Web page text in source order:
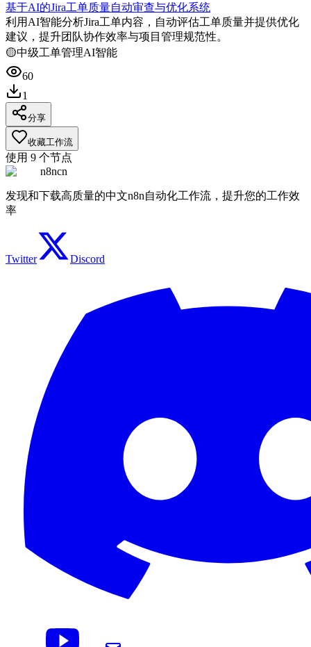
基于AI的Jira工单质量自动审查与优化系统
利用AI智能分析Jira工单内容，自动评估工单质量并提供优化
建议，提升团队协作效率与项目管理规范性。
🟡中级工单管理AI智能
60
1
分享
收藏工作流
使用 9 个节点
n8ncn
发现和下载高质量的中文n8n自动化工作流，提升您的工作效
率
Twitter Discord